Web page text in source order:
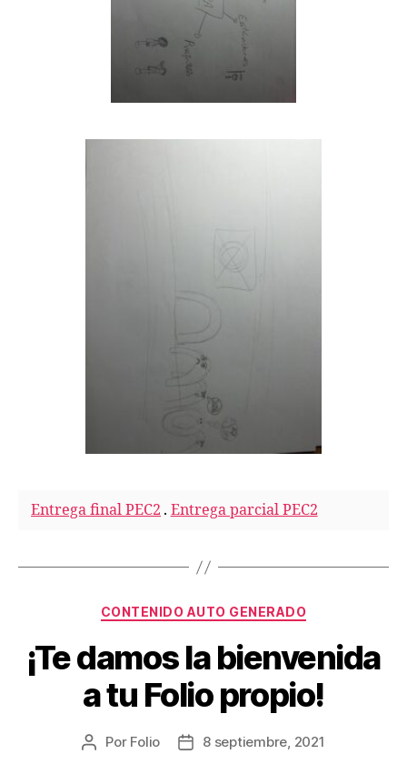
Entrega final PEC2 . Entrega parcial PEC2
Categorías
CONTENIDO AUTO GENERADO
¡Te damos la bienvenida
a tu Folio propio!
Autor
Por Folio
Fecha8 septiembre, 2021